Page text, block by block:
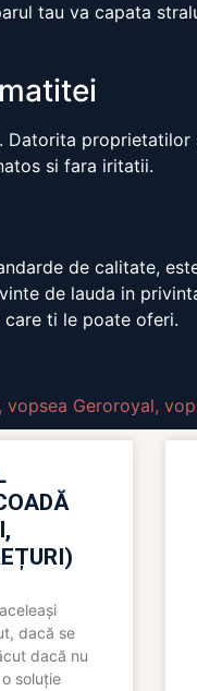
tau va capata
Datorita proprietatilor
si fara iritatii.
de calitate,
de lauda in
care ti le poate oferi.
vopsea Geroroyal,
dacă se
dacă nu
soluție